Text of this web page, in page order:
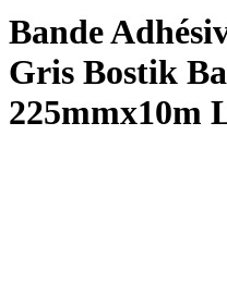
Bande
Gris Bostik
225mmx10m